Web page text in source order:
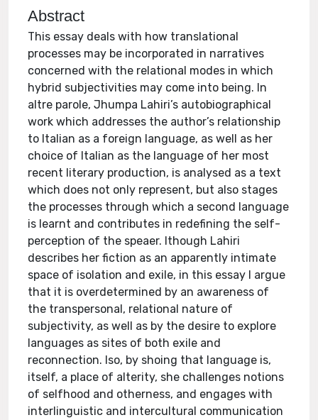
Abstract
This essay deals with how translational
processes may be incorporated in narratives
concerned with the relational modes in which
hybrid subjectivities may come into being. In
altre parole, Jhumpa Lahiri’s autobiographical
work which addresses the author’s relationship
to Italian as a foreign language, as well as her
choice of Italian as the language of her most
recent literary production, is analysed as a text
which does not only represent, but also stages
the processes through which a second language
is learnt and contributes in redefining the self-
perception of the speaer. lthough Lahiri
describes her fiction as an apparently intimate
space of isolation and exile, in this essay I argue
that it is overdetermined by an awareness of
the transpersonal, relational nature of
subjectivity, as well as by the desire to explore
languages as sites of both exile and
reconnection. lso, by shoing that language is,
itself, a place of alterity, she challenges notions
of selfhood and otherness, and engages with
interlinguistic and intercultural communication